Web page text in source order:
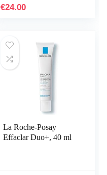
€24.00
La Roche-Posay
Effaclar Duo+, 40 ml